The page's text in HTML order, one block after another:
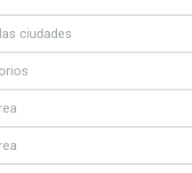
ciudades